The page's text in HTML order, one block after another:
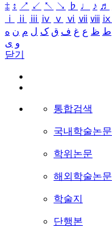
‡ ↕ ↗ ↙ ↖ ↘ ♭ ♩ ♪ ♬
ⅰ
ⅱ ⅲ ⅳ ⅴ ⅵ ⅶ ⅷ ⅸ
ط ظ ع غ ف ق ک ل م ن ه
و ی
닫기
통합검색
국내학술논문
학위논문
해외학술논문
학술지
단행본